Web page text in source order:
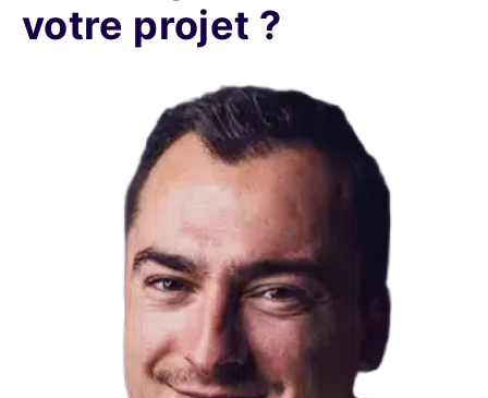
votre projet ?